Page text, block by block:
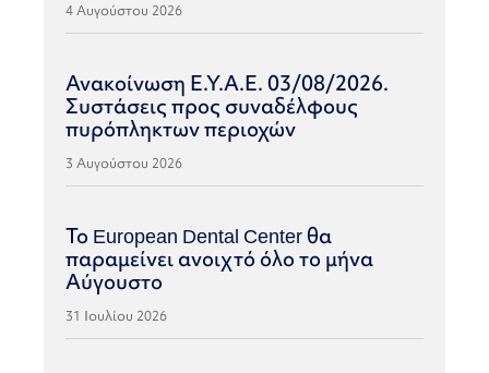
4 Αυγούστου 2026
Ανακοίνωση Ε.Υ.Α.Ε. 03/08/2026.
Συστάσεις προς συναδέλφους
πυρόπληκτων περιοχών
3 Αυγούστου 2026
Το European Dental Center θα
παραμείνει ανοιχτό όλο το μήνα
Αύγουστο
31 Ιουλίου 2026